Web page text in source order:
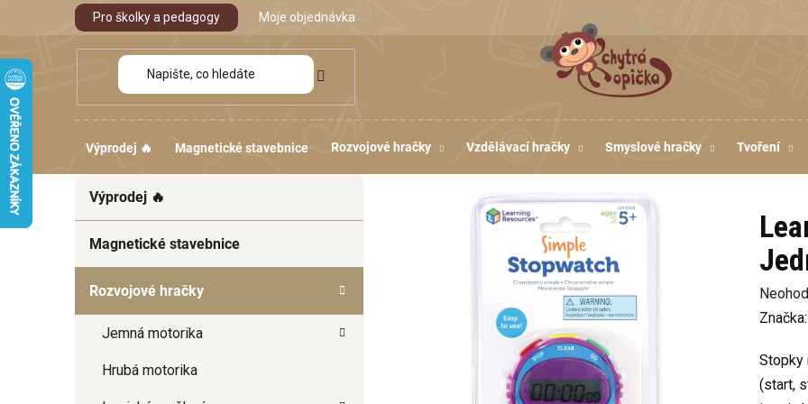
Pro školky a pedagogy Moje objednávka
Výprodej 🔥 Magnetické stavebnice Rozvojové hračky Vzdělávací hračky Smyslové hračky Tvoření
kategorie
t
g
i
Výprodej 🔥
Magnetické stavebnice
Rozvojové hračky
Jemná motorika
Hrubá motorika
je
0,0
Stopky
(start,